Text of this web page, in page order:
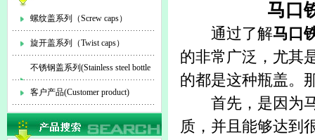
螺纹盖系列（Screw caps）
旋开盖系列（Twist caps）
不锈钢盖系列(Stainless steel bottle
cap)
客户产品(Customer product)
马口
通过了解马口
的非常广泛，尤其
的都是这种瓶盖。
首先，是因为马
质，并且能够达到